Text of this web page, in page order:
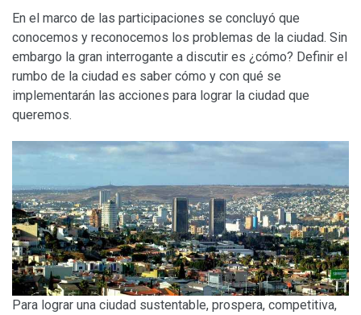
En el marco de las participaciones se concluyó que
conocemos y reconocemos los problemas de la ciudad. Sin
embargo la gran interrogante a discutir es ¿cómo? Definir el
rumbo de la ciudad es saber cómo y con qué se
implementarán las acciones para lograr la ciudad que
queremos.
Para lograr una ciudad sustentable, prospera, competitiva,